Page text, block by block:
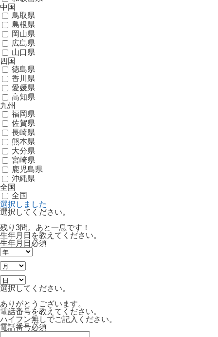
中国
鳥取県
島根県
岡山県
広島県
山口県
四国
徳島県
香川県
愛媛県
高知県
九州
福岡県
佐賀県
長崎県
熊本県
大分県
宮崎県
鹿児島県
沖縄県
全国
全国
選択しました
選択してください。
残り3問。あと一息です！
生年月日を教えてください。
生年月日 必須
選択してください。
ありがとうございます。
電話番号を教えてください。
ハイフン無しでご記入ください。
電話番号必須